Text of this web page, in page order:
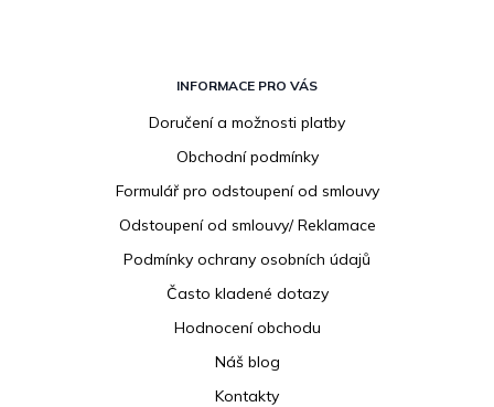
INFORMACE PRO VÁS
Doručení a možnosti platby
Obchodní podmínky
Formulář pro odstoupení od smlouvy
Odstoupení od smlouvy/ Reklamace
Podmínky ochrany osobních údajů
Často kladené dotazy
Hodnocení obchodu
Náš blog
Kontakty